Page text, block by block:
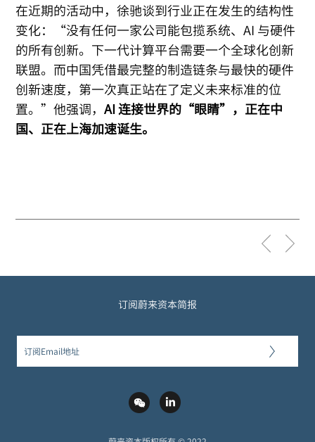
在近期的活动中，徐驰谈到行业正在发生的结构性
变化：“没有任何一家公司能包揽系统、AI 与硬件
的所有创新。下一代计算平台需要一个全球化创新
联盟。而中国凭借最完整的制造链条与最快的硬件
创新速度，第一次真正站在了定义未来标准的位
置。”他强调，AI 连接世界的“眼睛”，正在中
国、正在上海加速诞生。
订阅蔚来资本简报